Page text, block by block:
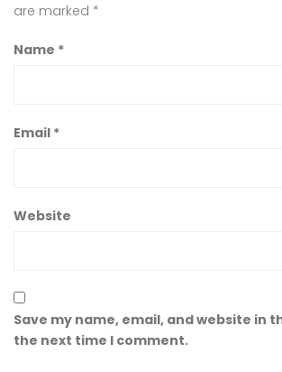
are marked *
Name *
Email *
Website
Save my name, email, and website in
the next time I comment.